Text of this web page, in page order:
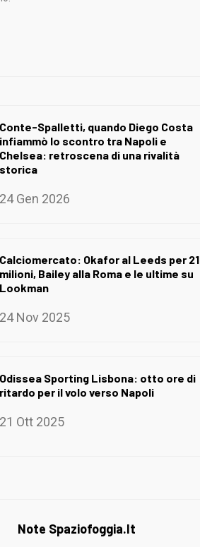
Conte-Spalletti, quando Diego Costa
infiammò lo scontro tra Napoli e
Chelsea: retroscena di una rivalità
storica
24 Gen 2026
Calciomercato: Okafor al Leeds per 21
milioni, Bailey alla Roma e le ultime su
Lookman
24 Nov 2025
Odissea Sporting Lisbona: otto ore di
ritardo per il volo verso Napoli
21 Ott 2025
Note Spaziofoggia.it